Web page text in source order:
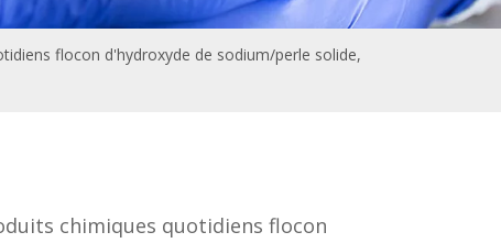
flocon d'hydroxyde de sodium/perle solide,
chimiques quotidiens flocon